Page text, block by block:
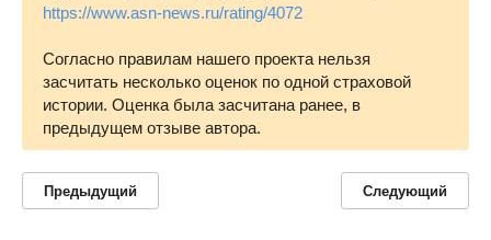
https://www.asn-news.ru/rating/4072
Согласно правилам нашего проекта нельзя
засчитать несколько оценок по одной страховой
истории. Оценка была засчитана ранее, в
предыдущем отзыве автора.
Предыдущий Следующий